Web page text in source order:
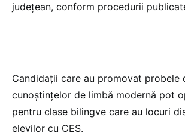
județean, conform procedurii
Candidații care au promovat probele
cunoștințelor de limbă modernă pot
pentru clase bilingve care au locuri
elevilor cu CES.